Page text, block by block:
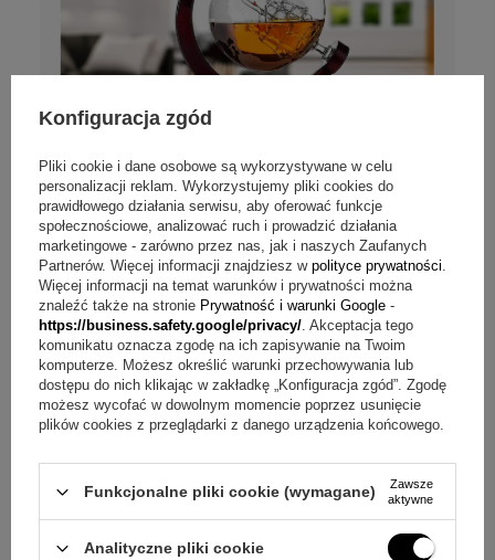
Karafka Globus z Grawerem Podkładki 2
Szklanki, Kamienie do Whisky
199,00 zł
Konfiguracja zgód
Pliki cookie i dane osobowe są wykorzystywane w celu
personalizacji reklam. Wykorzystujemy pliki cookies do
prawidłowego działania serwisu, aby oferować funkcje
społecznościowe, analizować ruch i prowadzić działania
marketingowe - zarówno przez nas, jak i naszych Zaufanych
Partnerów. Więcej informacji znajdziesz w polityce prywatności.
Więcej informacji na temat warunków i prywatności można
znaleźć także na stronie Prywatność i warunki Google -
https://business.safety.google/privacy/. Akceptacja tego
komunikatu oznacza zgodę na ich zapisywanie na Twoim
komputerze. Możesz określić warunki przechowywania lub
dostępu do nich klikając w zakładkę „Konfiguracja zgód”. Zgodę
możesz wycofać w dowolnym momencie poprzez usunięcie
plików cookies z przeglądarki z danego urządzenia końcowego.
Funkcjonalne pliki cookie (wymagane)
Zawsze
aktywne
Analityczne pliki cookie